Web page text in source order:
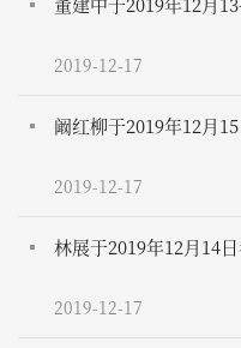
讨会
2019-12-17
阚红柳于2019年12月
时节话‘冰嬉’”
2019-12-17
林展于2019年12月14
科学学术论坛，报告“
2019-12-17